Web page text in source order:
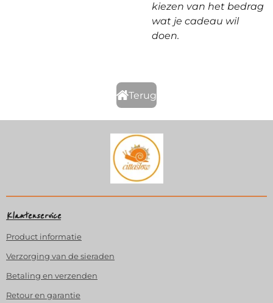
kiezen van het bedrag
wat je cadeau wil
doen.
Terug
Klantenservice
Product informatie
Verzorging van de sieraden
Betaling en verzenden
Retour en garantie